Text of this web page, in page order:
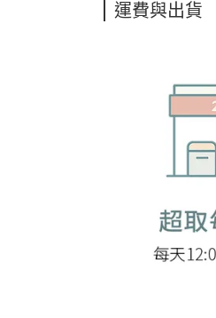
運費與出貨